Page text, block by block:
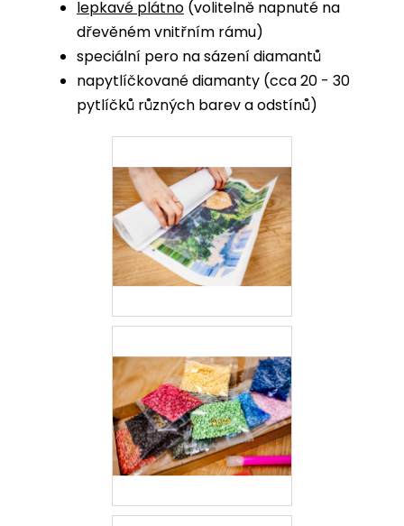
lepkavé plátno (volitelně napnuté na
dřevěném vnitřním rámu)
speciální pero na sázení diamantů
napytlíčkované diamanty (cca 20 - 30
pytlíčků různých barev a odstínů)